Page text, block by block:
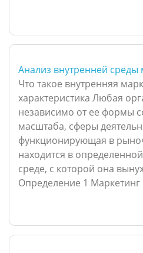
Анализ внутренней среды
Что такое внутренняя
характеристика Любая
независимо от ее формы
масштаба, сферы
функционирующая в
находится в
среде, с которой она
Определение 1 Маркетинг